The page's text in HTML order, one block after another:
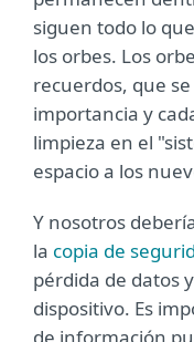
siguen todo lo
los orbes. Los
recuerdos, que
importancia y
limpieza en el
espacio a los
Y nosotros
la copia de
pérdida de datos
dispositivo. Es